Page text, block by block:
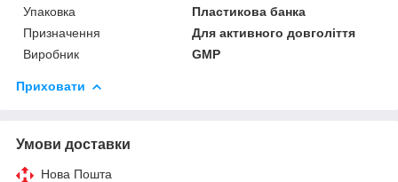
Упаковка
Пластикова банка
Призначення
Для активного довголіття
Виробник
GMP
Приховати
Умови доставки
Нова Пошта